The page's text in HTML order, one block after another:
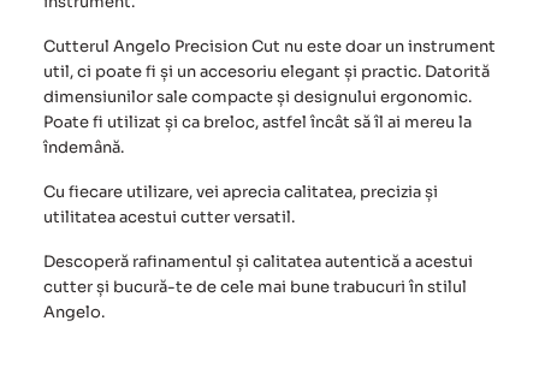
Cutterul Angelo Precision Cut nu este doar un instrument
util, ci poate fi și un accesoriu elegant și practic. Datorită
dimensiunilor sale compacte și designului ergonomic.
Poate fi utilizat și ca breloc, astfel încât să îl ai mereu la
îndemână.
Cu fiecare utilizare, vei aprecia calitatea, precizia și
utilitatea acestui cutter versatil.
Descoperă rafinamentul și calitatea autentică a acestui
cutter și bucură-te de cele mai bune trabucuri în stilul
Angelo.